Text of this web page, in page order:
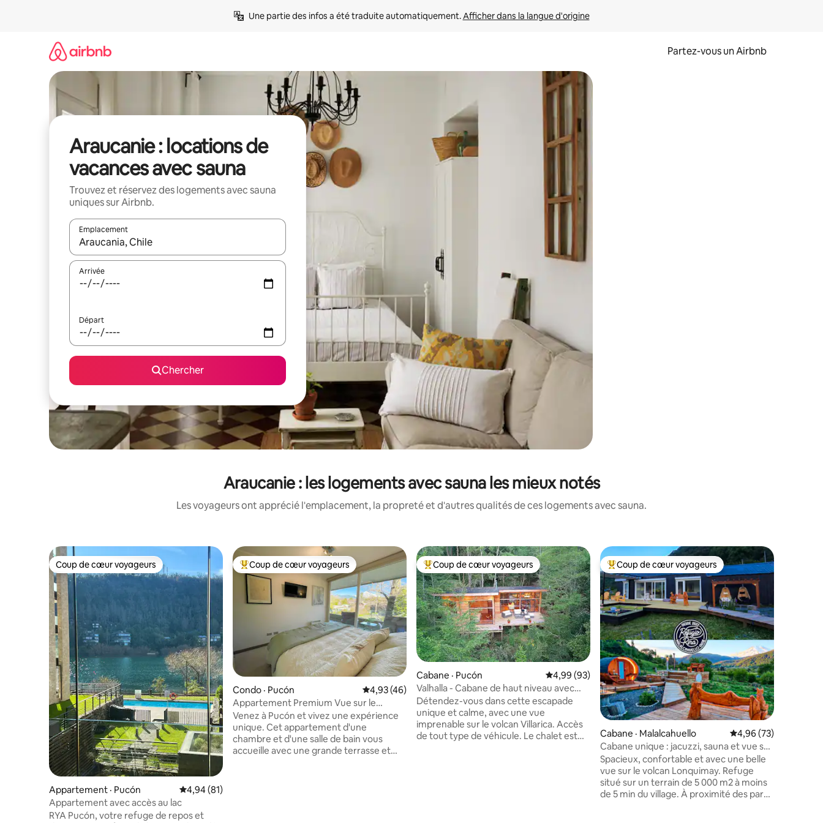
Une partie des infos a été traduite automatiquement. Afficher dans la langue d'origine
Partez-vous un Airbnb
Araucanie : locations de
vacances avec sauna
Trouvez et réservez des logements avec sauna
uniques sur Airbnb.
Emplacement
Quand les résultats sont affichés, parcourez-les en utilisant les flèches vers le haut et vers le bas, ou en appuyant dessus et en les faisant glisser.
Arrivée
Départ
Chercher
Araucanie : les logements avec sauna les mieux notés
Les voyageurs ont apprécié l'emplacement, la propreté et d'autres qualités de ces logements avec sauna.
Coup de cœur voyageurs
Coup de cœur voyageurs
Appartement · Pucón Note moyenne de 4,94 sur 5, 81 commentaires
4,94 (81)
Appartement avec accès au lac
RYA Pucón, votre refuge de repos et
Coup de cœur voyageurs parmi les plus aimés
Coup de cœur voyageurs
Condo · Pucón Note moyenne de 4,93 sur 5, 46 commentaires
4,93 (46)
Appartement Premium Vue sur le
volcan, central.
Venez à Pucón et vivez une expérience
unique. Cet appartement d'une
chambre et d'une salle de bain vous
accueille avec une grande terrasse et
Coup de cœur voyageurs parmi les plus aimés
Coup de cœur voyageurs
Cabane · Pucón Note moyenne de 4,99 sur 5, 93 commentaires
4,99 (93)
Valhalla - Cabane de haut niveau avec
vue sur le volcan
Détendez-vous dans cette escapade
unique et calme, avec une vue
imprenable sur le volcan Villarica. Accès
de tout type de véhicule. Le chalet est
Coup de cœur voyageurs parmi les plus aimés
Coup de cœur voyageurs
Cabane · Malalcahuello Note moyenne de
4,96 (73)
Cabane unique : jacuzzi, sauna et vue sur
le volcan
Spacieux, confortable et avec une belle
vue sur le volcan Lonquimay. Refuge
situé sur un terrain de 5 000 m2 à moins
de 5 min du village. À proximité des parcs